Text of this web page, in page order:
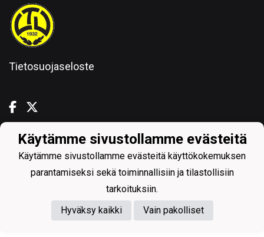
Tietosuojaseloste
Powered by
Käytämme sivustollamme evästeitä
Käytämme sivustollamme evästeitä käyttökokemuksen
parantamiseksi sekä toiminnallisiin ja tilastollisiin
tarkoituksiin.
Hyväksy kaikki
Vain pakolliset